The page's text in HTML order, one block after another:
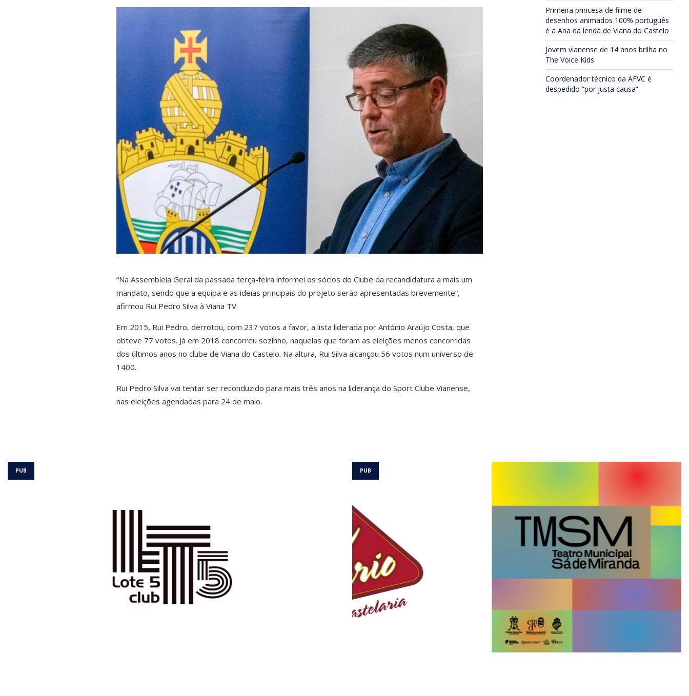
“Na Assembleia Geral da passada terça-feira informei os sócios do Clube da recandidatura a mais um
mandato, sendo que a equipa e as ideias principais do projeto serão apresentadas brevemente”,
afirmou Rui Pedro Silva à Viana TV.
Em 2015, Rui Pedro, derrotou, com 237 votos a favor, a lista liderada por António Araújo Costa, que
obteve 77 votos. Já em 2018 concorreu sozinho, naquelas que foram as eleições menos concorridas
dos últimos anos no clube de Viana do Castelo. Na altura, Rui Silva alcançou 56 votos num universo de
1400.
Rui Pedro Silva vai tentar ser reconduzido para mais três anos na liderança do Sport Clube Vianense,
nas eleições agendadas para 24 de maio.
Primeira princesa de filme de
desenhos animados 100% português
é a Ana da lenda de Viana do Castelo
Jovem vianense de 14 anos brilha no
The Voice Kids
Coordenador técnico da AFVC é
despedido “por justa causa”